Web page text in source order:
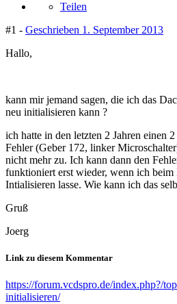
Teilen
#1 - Geschrieben 1. September 2013
Hallo,
kann mir jemand sagen, die ich das
neu initialisieren kann ?
ich hatte in den letzten 2 Jahren einen
Fehler (Geber 172, linker
nicht mehr zu. Ich kann dann den
funktioniert erst wieder, wenn ich beim
Intialisieren lasse. Wie kann ich das
Gruß
Joerg
Link zu diesem Kommentar
https://forum.vcdspro.de/index.php?/
initialisieren/